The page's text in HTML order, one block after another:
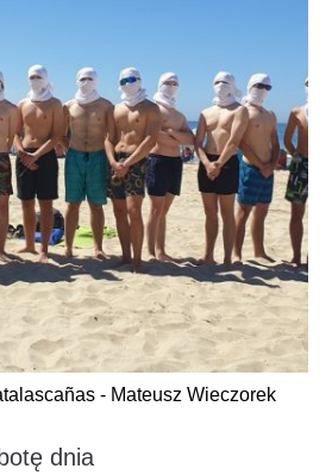
- Mateusz Wieczorek
dnia